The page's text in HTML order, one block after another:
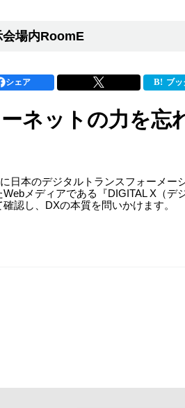
会場内RoomE
シェア ブッ
ネットの力を忘
日本のデジタルトランスフォーメ
メディアである『DIGITAL X（
認し、DXの本質を問いかけます。